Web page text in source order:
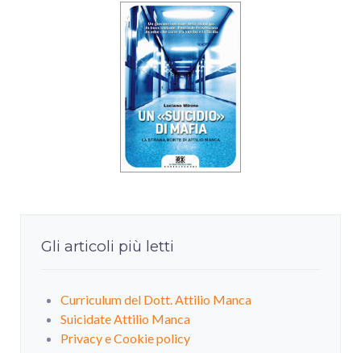
Gli articoli più letti
Curriculum del Dott. Attilio Manca
Suicidate Attilio Manca
Privacy e Cookie policy